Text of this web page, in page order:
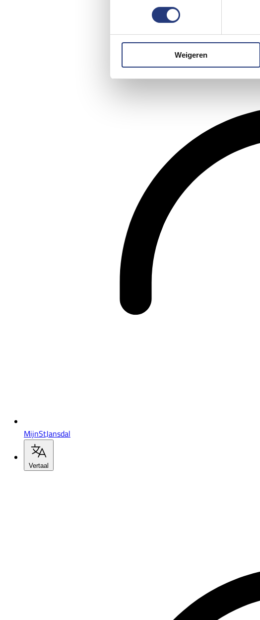
Weigeren
MijnStJansdal
Vertaal